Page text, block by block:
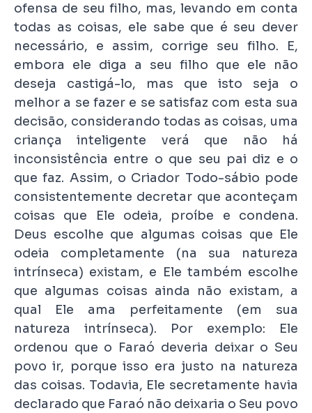
ofensa de seu filho, mas, levando em conta
todas as coisas, ele sabe que é seu dever
necessário, e assim, corrige seu filho. E,
embora ele diga a seu filho que ele não
deseja castigá-lo, mas que isto seja o
melhor a se fazer e se satisfaz com esta sua
decisão, considerando todas as coisas, uma
criança inteligente verá que não há
inconsistência entre o que seu pai diz e o
que faz. Assim, o Criador Todo-sábio pode
consistentemente decretar que aconteçam
coisas que Ele odeia, proíbe e condena.
Deus escolhe que algumas coisas que Ele
odeia completamente (na sua natureza
intrínseca) existam, e Ele também escolhe
que algumas coisas ainda não existam, a
qual Ele ama perfeitamente (em sua
natureza intrínseca). Por exemplo: Ele
ordenou que o Faraó deveria deixar o Seu
povo ir, porque isso era justo na natureza
das coisas. Todavia, Ele secretamente havia
declarado que Faraó não deixaria o Seu povo